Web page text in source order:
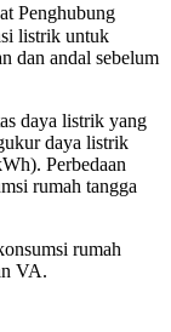
Penghubung
listrik untuk
dan andal sebelum
daya listrik yang
daya listrik
Perbedaan
rumah tangga
rumah
VA.